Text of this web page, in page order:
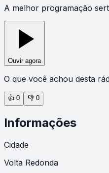
A melhor programação
Ouvir agora
O que você achou desta
👍 0 👎 0
Informações
Cidade
Volta Redonda